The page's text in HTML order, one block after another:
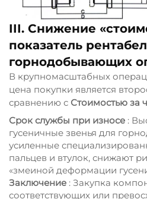
III. Снижение
показатель
горнодобывающих
В крупномасштабных
цена покупки является
сравнению с Стоимостью за
Срок службы при износе :
гусеничные звенья для
усиленные
пальцев и втулок, снижают
«змеиной деформации
Заключение : Закупка
соответствующих или